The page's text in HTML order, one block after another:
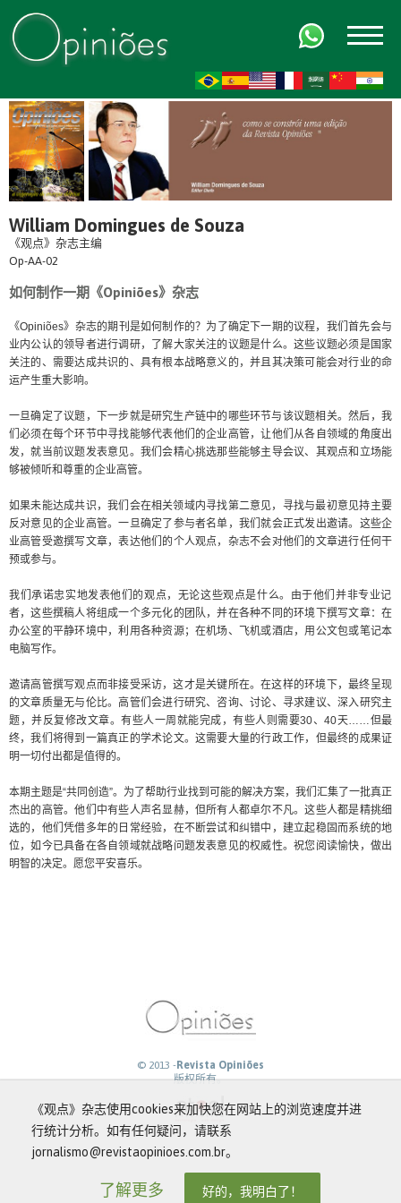
William Domingues de Souza
《观点》杂志主编
Op-AA-02
如何制作一期《Opiniões》杂志
《Opiniões》杂志的期刊是如何制作的？为了确定下一期的议程，我们首先会与
业内公认的领导者进行调研，了解大家关注的议题是什么。这些议题必须是国家
关注的、需要达成共识的、具有根本战略意义的，并且其决策可能会对行业的命
运产生重大影响。
一旦确定了议题，下一步就是研究生产链中的哪些环节与该议题相关。然后，我
们必须在每个环节中寻找能够代表他们的企业高管，让他们从各自领域的角度出
发，就当前议题发表意见。我们会精心挑选那些能够主导会议、其观点和立场能
够被倾听和尊重的企业高管。
如果未能达成共识，我们会在相关领域内寻找第二意见，寻找与最初意见持主要
反对意见的企业高管。一旦确定了参与者名单，我们就会正式发出邀请。这些企
业高管受邀撰写文章，表达他们的个人观点，杂志不会对他们的文章进行任何干
预或参与。
我们承诺忠实地发表他们的观点，无论这些观点是什么。由于他们并非专业记
者，这些撰稿人将组成一个多元化的团队，并在各种不同的环境下撰写文章：在
办公室的平静环境中，利用各种资源；在机场、飞机或酒店，用公文包或笔记本
电脑写作。
邀请高管撰写观点而非接受采访，这才是关键所在。在这样的环境下，最终呈现
的文章质量无与伦比。高管们会进行研究、咨询、讨论、寻求建议、深入研究主
题，并反复修改文章。有些人一周就能完成，有些人则需要30、40天……但最
终，我们将得到一篇真正的学术论文。这需要大量的行政工作，但最终的成果证
明一切付出都是值得的。
本期主题是“共同创造”。为了帮助行业找到可能的解决方案，我们汇集了一批真正
杰出的高管。他们中有些人声名显赫，但所有人都卓尔不凡。这些人都是精挑细
选的，他们凭借多年的日常经验，在不断尝试和纠错中，建立起稳固而系统的地
位，如今已具备在各自领域就战略问题发表意见的权威性。祝您阅读愉快，做出
明智的决定。愿您平安喜乐。
© 2013 -Revista Opiniões
版权所有。
《观点》杂志使用cookies来加快您在网站上的浏览速度并进
行统计分析。如有任何疑问，请联系
jornalismo@revistaopinioes.com.br。
了解更多 好的，我明白了！